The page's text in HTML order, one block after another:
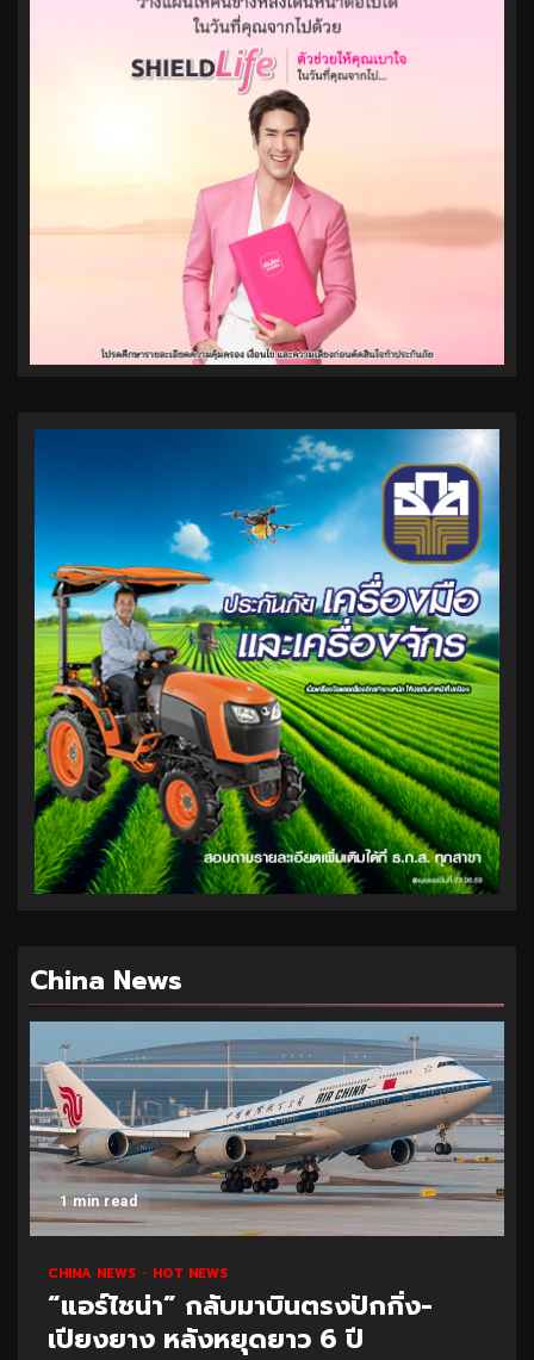
China News
1 min read
CHINA NEWS HOT NEWS
“แอร์ไชน่า” กลับมาบินตรงปักกิ่ง-
เปียงยาง หลังหยุดยาว 6 ปี